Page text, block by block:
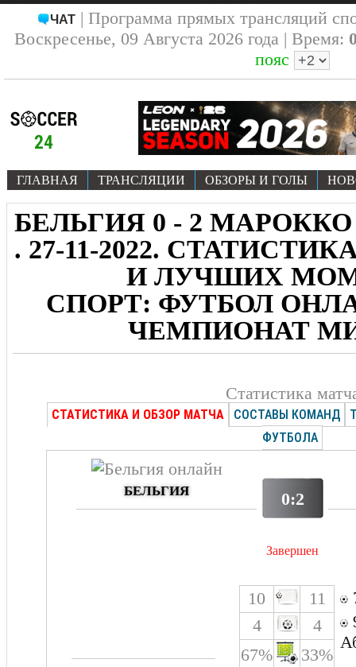
ЧАТ| Программа прямых трансляций
Воскресенье, 09 Августа 2026 года | Время:
пояс
ГЛАВНАЯ ТРАНСЛЯЦИИ ОБЗОРЫ И ГОЛЫ
БЕЛЬГИЯ 0 - 2
. 27-11-2022.
И ЛУЧШИХ
СПОРТ: ФУТБОЛ
ЧЕМПИОНАТ
Статистика
СТАТИСТИКА И ОБЗОР МАТЧА СОСТАВЫ КОМАНД
ФУТБОЛА
БЕЛЬГИЯ 0:2
Завершен
10
11
4
4
67%
33%